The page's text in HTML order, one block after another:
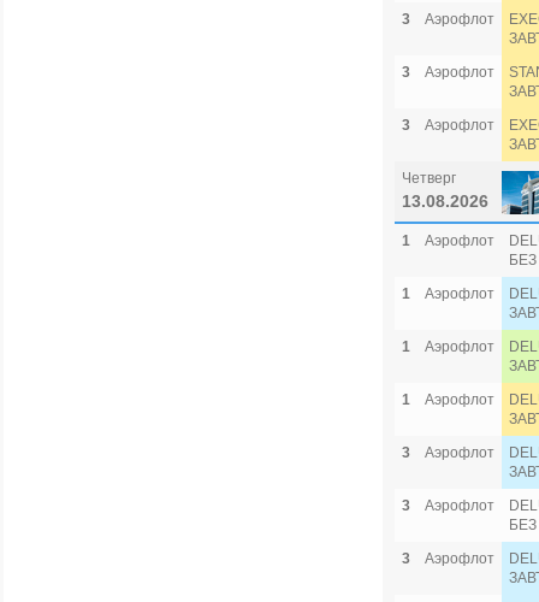
3 Аэрофлот
3
Аэрофлот
3
Аэрофлот
Четверг
13.08.2026
1 Аэрофлот
1
Аэрофлот
1
Аэрофлот
1
Аэрофлот
3
Аэрофлот
3
Аэрофлот
3
Аэрофлот